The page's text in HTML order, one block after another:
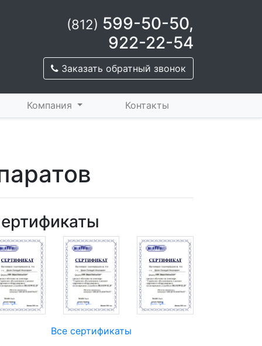
(812) 599-50-50,
922-22-54
Заказать обратный звонок
Компания Контакты
Все сертификаты